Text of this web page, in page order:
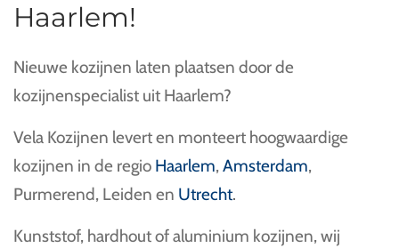
Haarlem!
Nieuwe kozijnen laten plaatsen door de
kozijnenspecialist uit Haarlem?
Vela Kozijnen levert en monteert hoogwaardige
kozijnen in de regio Haarlem, Amsterdam,
Purmerend, Leiden en Utrecht.
Kunststof, hardhout of aluminium kozijnen, wij